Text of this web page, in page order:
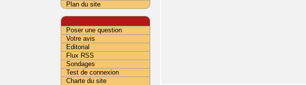
Plan du site
Poser une question
Votre avis
Editorial
Flux RSS
Sondages
Test de connexion
Charte du site